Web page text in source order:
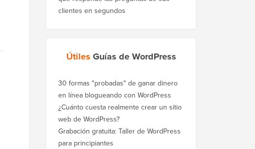
clientes en segundos
Útiles Guías de WordPress
30 formas "probadas" de ganar dinero
en línea blogueando con WordPress
¿Cuánto cuesta realmente crear un sitio
web de WordPress?
Grabación gratuita: Taller de WordPress
para principiantes